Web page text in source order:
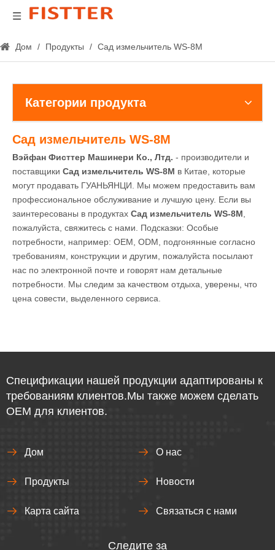
Дом / Продукты / Сад измельчитель WS-8M
Категории продукта
Сад измельчитель WS-8M
Вэйфан Фисттер Машинери Ко., Лтд. - производители и
поставщики Сад измельчитель WS-8M в Китае, которые
могут продавать ГУАНЬЯНЦИ. Мы можем предоставить вам
профессиональное обслуживание и лучшую цену. Если вы
заинтересованы в продуктах Сад измельчитель WS-8M
пожалуйста, свяжитесь с нами. Подсказки: Особые
потребности, например: OEM, ODM, подгонянные согласно
требованиям, конструкции и другим, пожалуйста посылают
нас по электронной почте и говорят нам детальные
потребности. Мы следим за качеством отдыха, уверены, что
цена совести, выделенного сервиса.
Спецификации нашей продукции адаптированы к
требованиям клиентов.Мы также можем сделать
OEM для клиентов.
Дом О нас
Продукты Новости
Карта сайта Связаться с нами
Следите за